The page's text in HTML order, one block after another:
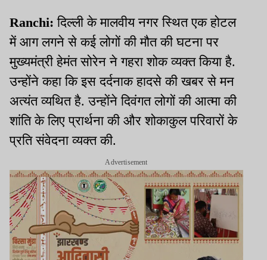
Ranchi: दिल्ली के मालवीय नगर स्थित एक होटल
में आग लगने से कई लोगों की मौत की घटना पर
मुख्यमंत्री हेमंत सोरेन ने गहरा शोक व्यक्त किया है.
उन्होंने कहा कि इस दर्दनाक हादसे की खबर से मन
अत्यंत व्यथित है. उन्होंने दिवंगत लोगों की आत्मा की
शांति के लिए प्रार्थना की और शोकाकुल परिवारों के
प्रति संवेदना व्यक्त की.
Advertisement